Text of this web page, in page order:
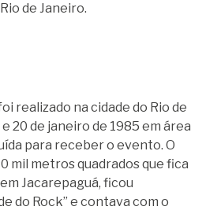
de Janeiro.
realizado na cidade do Rio de
20 de janeiro de 1985 em área
para receber o evento. O
mil metros quadrados que fica
Jacarepaguá, ficou
do Rock” e contava com o